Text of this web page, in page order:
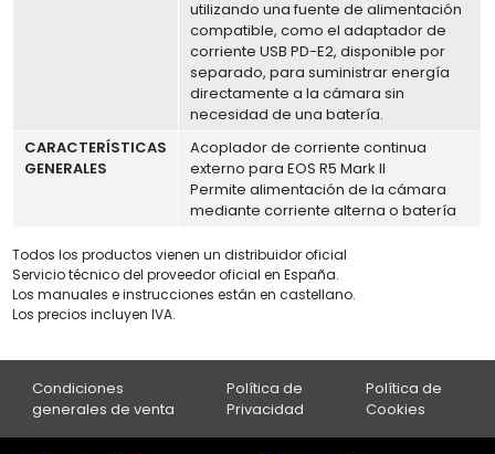
utilizando una fuente de alimentación
compatible, como el adaptador de
corriente USB PD-E2, disponible por
separado, para suministrar energía
directamente a la cámara sin
necesidad de una batería.
CARACTERÍSTICAS
GENERALES
Acoplador de corriente continua
externo para EOS R5 Mark II
Permite alimentación de la cámara
mediante corriente alterna o batería
Todos los productos vienen un distribuidor oficial
Servicio técnico del proveedor oficial en España.
Los manuales e instrucciones están en castellano.
Los precios incluyen IVA.
Condiciones
generales de venta
Política de
Privacidad
Política de
Cookies